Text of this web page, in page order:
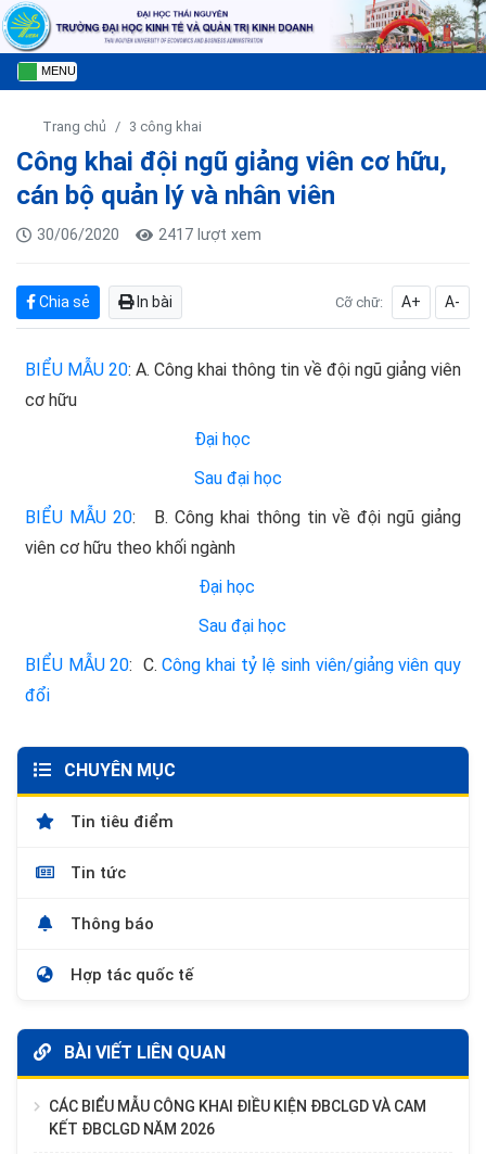
MENU
Trang chủ 3 công khai
Công khai đội ngũ giảng viên cơ hữu,
cán bộ quản lý và nhân viên
30/06/2020 2417 lượt xem
Chia sẻ In bài Cỡ chữ: A+ A-
BIỂU MẪU 20: A. Công khai thông tin về đội ngũ giảng viên
cơ hữu
Đại học
Sau đại học
BIỂU MẪU 20: B. Công khai thông tin về đội ngũ giảng
viên cơ hữu theo khối ngành
Đại học
Sau đại học
BIỂU MẪU 20: C.Công khai tỷ lệ sinh viên/giảng viên quy
đổi
CHUYÊN MỤC
Tin tiêu điểm
Tin tức
Thông báo
Hợp tác quốc tế
BÀI VIẾT LIÊN QUAN
CÁC BIỂU MẪU CÔNG KHAI ĐIỀU KIỆN ĐBCLGD VÀ CAM
KẾT ĐBCLGD NĂM 2026